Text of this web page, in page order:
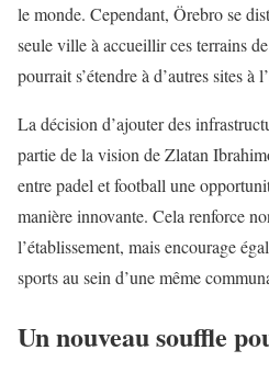
le monde. Cependant, Örebro se
seule ville à accueillir ces terrains
pourrait s’étendre à d’autres sites à
La décision d’ajouter des
partie de la vision de Zlatan
entre padel et football une
manière innovante. Cela renforce
l’établissement, mais encourage
sports au sein d’une même
Un nouveau souffle